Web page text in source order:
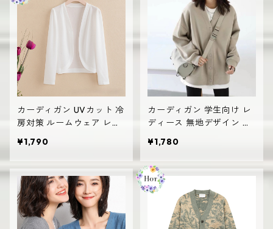
カーディガン UVカット 冷
房対策 ルームウェア レデ
ゆったり
¥1,790
カーディガン 学生向け レ
ディース 無地デザイン 高
¥1,780